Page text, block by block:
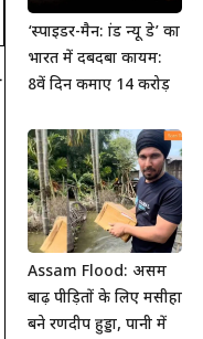
‘स्पाइडर-मैन: ब्रांड न्यू डे’ का
भारत में दबदबा कायम:
8वें दिन कमाए 14 करोड़
Assam Flood: असम
बाढ़ पीड़ितों के लिए मसीहा
बने रणदीप हुड्डा, पानी में